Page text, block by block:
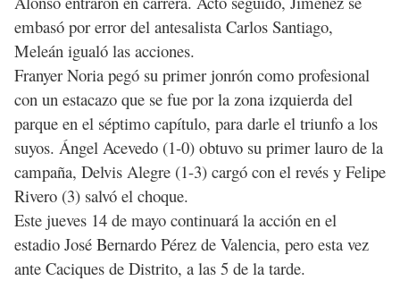
embasó por error del antesalista Carlos Santiago,
Meleán igualó las acciones.
Franyer Noria pegó su primer jonrón como profesional
con un estacazo que se fue por la zona izquierda del
parque en el séptimo capítulo, para darle el triunfo a los
suyos. Ángel Acevedo (1-0) obtuvo su primer lauro de la
campaña, Delvis Alegre (1-3) cargó con el revés y Felipe
Rivero (3) salvó el choque.
Este jueves 14 de mayo continuará la acción en el
estadio José Bernardo Pérez de Valencia, pero esta vez
ante Caciques de Distrito, a las 5 de la tarde.